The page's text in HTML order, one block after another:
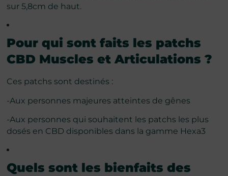
sur 5,8cm de haut.
Pour qui sont faits les patchs
CBD Muscles et Articulations ?
Ces patchs sont destinés :
-Aux personnes majeures atteintes de gênes
-Aux personnes qui souhaitent les patchs les plus
dosés en CBD disponibles dans la gamme Hexa3
Quels sont les bienfaits des